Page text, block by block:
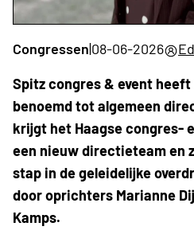
Congressen|08-06-2026
Spitz congres & event
benoemd tot algemeen
krijgt het Haagse congres-
een nieuw directieteam en
stap in de geleidelijke
door oprichters Marianne
Kamps.